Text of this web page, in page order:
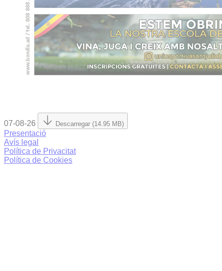
07-08-26 Descarregar (14.95 MB)
Presentació
Avís legal
Política de Privacitat
Política de Cookies